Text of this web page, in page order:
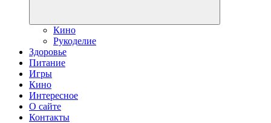
Кино
Рукоделие
Здоровье
Питание
Игры
Кино
Интересное
О сайте
Контакты